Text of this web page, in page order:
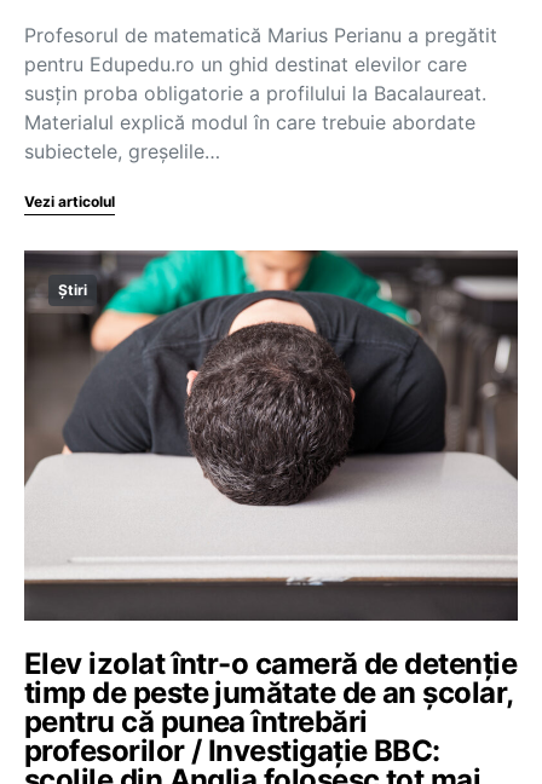
Profesorul de matematică Marius Perianu a pregătit
pentru Edupedu.ro un ghid destinat elevilor care
susțin proba obligatorie a profilului la Bacalaureat.
Materialul explică modul în care trebuie abordate
subiectele, greșelile…
Vezi articolul
Știri
Elev izolat într-o cameră de detenție
timp de peste jumătate de an școlar,
pentru că punea întrebări
profesorilor / Investigație BBC: